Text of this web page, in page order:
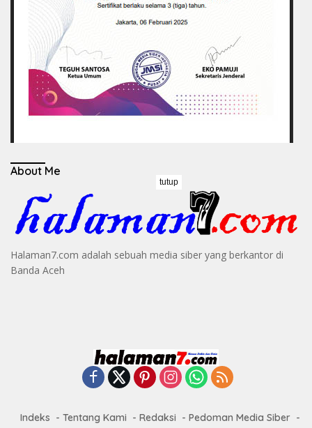
About Me
Halaman7.com adalah sebuah media siber yang berkantor di
Banda Aceh
Indeks Tentang Kami Redaksi
Pedoman Media Siber
tutup